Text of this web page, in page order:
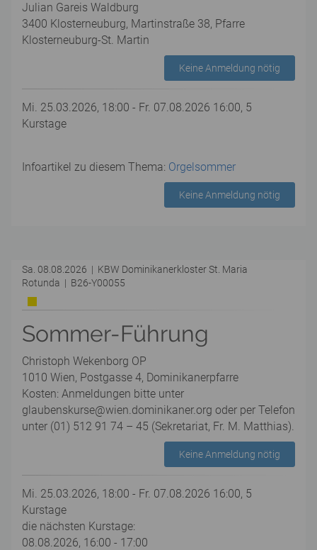
Julian Gareis Waldburg
3400 Klosterneuburg, Martinstraße 38, Pfarre
Klosterneuburg-St. Martin
Keine Anmeldung nötig
Mi. 25.03.2026, 18:00 - Fr. 07.08.2026 16:00, 5
Kurstage
Infoartikel zu diesem Thema: Orgelsommer
Keine Anmeldung nötig
Sa. 08.08.2026 | KBW Dominikanerkloster St. Maria
Rotunda | B26-Y00055
Sommer-Führung
Christoph Wekenborg OP
1010 Wien, Postgasse 4, Dominikanerpfarre
Kosten: Anmeldungen bitte unter
glaubenskurse@wien.dominikaner.org oder per Telefon
unter (01) 512 91 74 – 45 (Sekretariat, Fr. M. Matthias).
Keine Anmeldung nötig
Mi. 25.03.2026, 18:00 - Fr. 07.08.2026 16:00, 5
Kurstage
die nächsten Kurstage:
08.08.2026, 16:00 - 17:00